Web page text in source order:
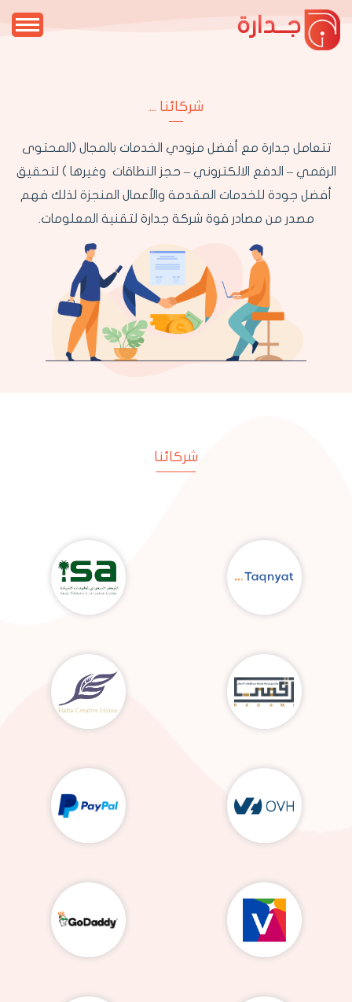
جــدارة
شركائنا ...
تتعامل جدارة مع أفضل مزودي الخدمات بالمجال (المحتوى
الرقمي – الدفع الالكتروني – حجز النطاقات وغيرها ) لتحقيق
أفضل جودة للخدمات المقدمة والأعمال المنجزة لذلك فهم
مصدر من مصادر قوة شركة جدارة لتقنية المعلومات.
شركائنا